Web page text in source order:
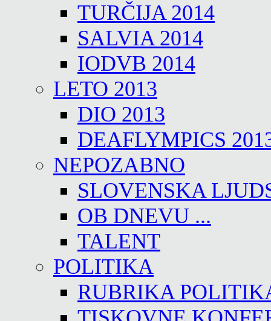
TURČIJA 2014
SALVIA 2014
IODVB 2014
LETO 2013
DIO 2013
DEAFLYMPICS
NEPOZABNO
SLOVENSKA
OB DNEVU ...
TALENT
POLITIKA
RUBRIKA